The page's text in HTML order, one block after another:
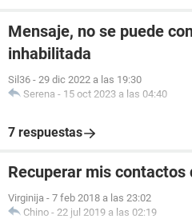
Mensaje, no se puede
inhabilitada
Sil36 - 29 dic 2022 a las 19:30
Serena - 15 oct 2023 a las 04:40
7 respuestas
Recuperar mis contactos
Virginija - 7 feb 2018 a las 23:02
Chino - 22 jul 2019 a las 02:19